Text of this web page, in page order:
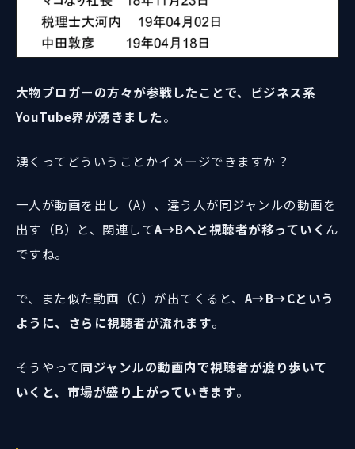
大物ブロガーの方々が参戦したことで、ビジネス系
YouTube界が湧きました。
湧くってどういうことかイメージできますか？
一人が動画を出し（A）、違う人が同ジャンルの動画を
出す（B）と、関連してA→Bへと視聴者が移っていく ん
ですね。
で、また似た動画（C）が出てくると、 A→B→Cという
ように、さらに視聴者が流れます。
そうやって同ジャンルの動画内で視聴者が渡り歩いて
いくと、市場が盛り上がっていきます。